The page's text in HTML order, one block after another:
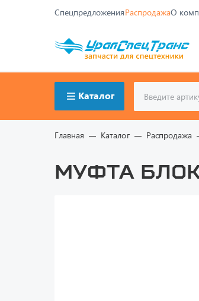
СпецпредложенияРаспродажаО
Каталог
Главная Каталог Распродажа
Муфта